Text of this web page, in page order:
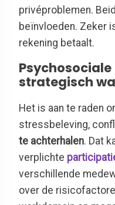
privéproblemen.
beïnvloeden. Zeker
rekening betaalt.
strategisch
Het is aan te raden
stressbeleving,
te achterhalen. Dat
verplichte
verschillende
over de